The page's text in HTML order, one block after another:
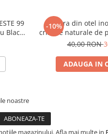
99
Black
-10%
Bratara din otel
cristale naturale de
40,00 RON
ADAUGA IN
noastre
magazinului. Afla mai multe in